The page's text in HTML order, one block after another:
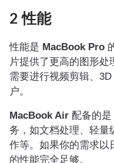
2 性能
性能是 MacBook Pro
片提供了更高的图形
需要进行视频剪辑、
户。
MacBook Air 配备的
务，如文档处理、轻量
作等。如果你的需求以
的性能完全足够。